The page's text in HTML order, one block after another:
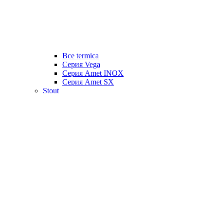
Все termica
Серия Vega
Серия Amet INOX
Серия Amet SX
Stout